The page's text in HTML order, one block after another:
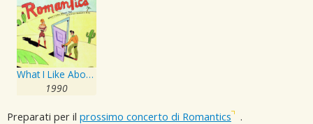
What I Like About You
1990
Preparati per il prossimo concerto di Romantics .